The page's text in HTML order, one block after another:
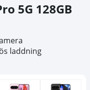
5G 128GB
laddning